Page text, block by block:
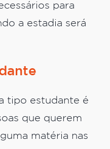
para
a estadia será
tipo estudante é
que querem
matéria nas